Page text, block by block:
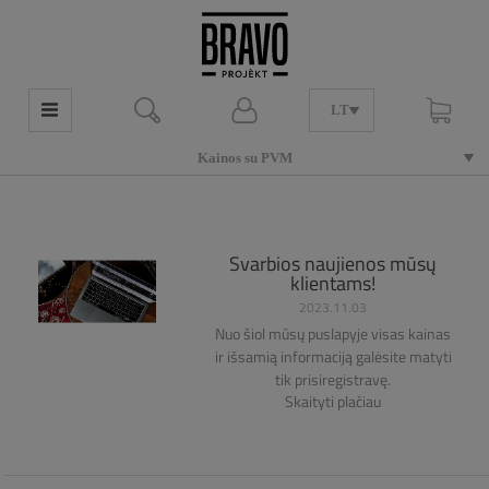
LT
Kainos su PVM
Svarbios naujienos mūsų
klientams!
2023.11.03
Nuo šiol mūsų puslapyje visas kainas
ir išsamią informaciją galėsite matyti
tik prisiregistravę.
Skaityti plačiau